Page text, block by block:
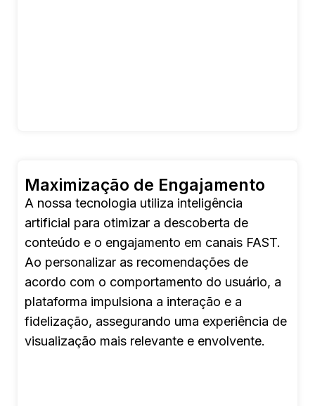
Maximização de Engajamento
A nossa tecnologia utiliza inteligência
artificial para otimizar a descoberta de
conteúdo e o engajamento em canais FAST.
Ao personalizar as recomendações de
acordo com o comportamento do usuário, a
plataforma impulsiona a interação e a
fidelização, assegurando uma experiência de
visualização mais relevante e envolvente.